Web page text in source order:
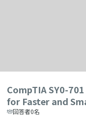
CompTIA SY0-
for Faster and
回答者0名